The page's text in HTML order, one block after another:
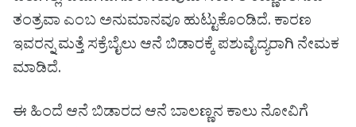
ತಂತ್ರವಾ ಎಂಬ ಅನುಮಾನವೂ ಹುಟ್ಟುಕೊಂಡಿದೆ. ಕಾರಣ
ಇವರನ್ನ ಮತ್ತೆ ಸಕ್ರೆಬೈಲು ಆನೆ ಬಿಡಾರಕ್ಕೆ ಪಶುವೈದ್ಯರಾಗಿ ನೇಮಕ
ಮಾಡಿದೆ.
ಈ ಹಿಂದೆ ಆನೆ ಬಿಡಾರದ ಆನೆ ಬಾಲಣ್ಣನ ಕಾಲು ನೋವಿಗೆ